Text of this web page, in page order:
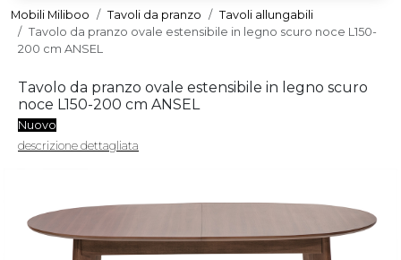
Mobili Miliboo Tavoli da pranzo
Tavoli allungabili
Tavolo da pranzo ovale estensibile in legno scuro noce L150-
200 cm ANSEL
Tavolo da pranzo ovale estensibile in legno scuro
noce L150-200 cm ANSEL
Nuovo
descrizione dettagliata